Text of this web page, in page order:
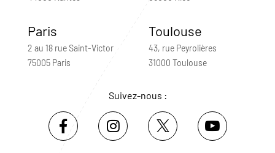
Paris
2 au 18 rue Saint-Victor
75005 Paris
Toulouse
43, rue Peyrolières
31000 Toulouse
Suivez-nous :